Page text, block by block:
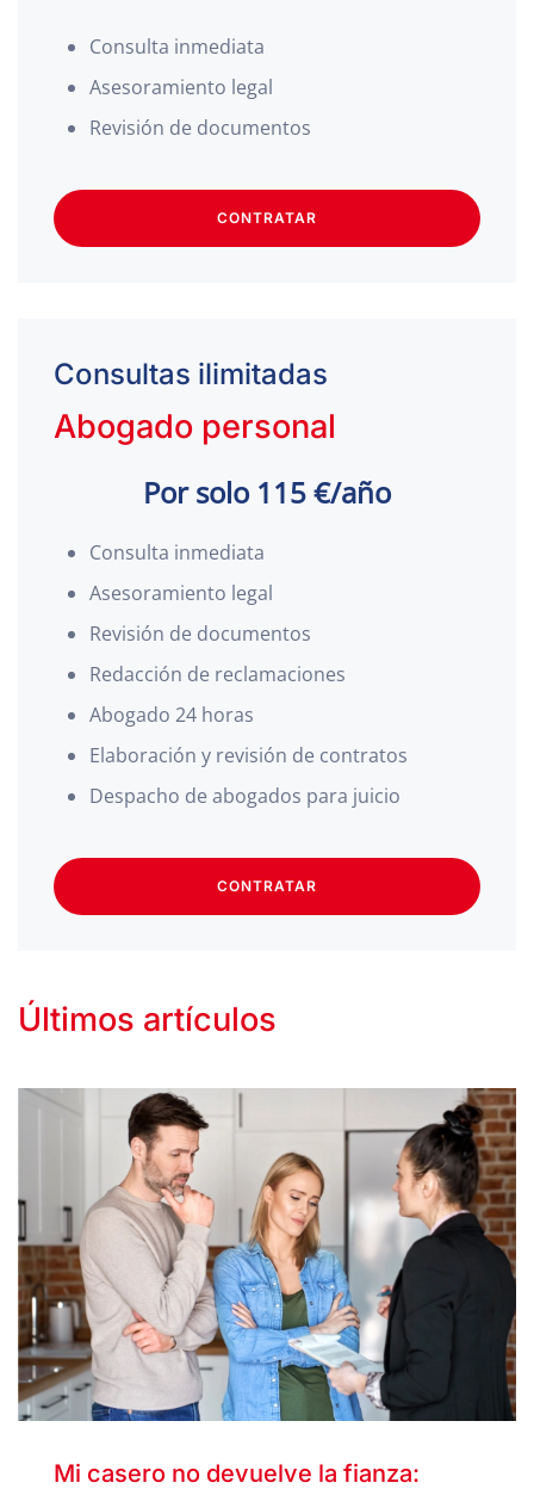
Consulta inmediata
Asesoramiento legal
Revisión de documentos
CONTRATAR
Consultas ilimitadas
Abogado personal
Por solo 115 €/año
Consulta inmediata
Asesoramiento legal
Revisión de documentos
Redacción de reclamaciones
Abogado 24 horas
Elaboración y revisión de contratos
Despacho de abogados para juicio
CONTRATAR
Últimos artículos
Mi casero no devuelve la fianza: